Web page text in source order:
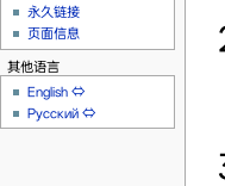
永久链接
页面信息
其他语言
English ⇔
Русский ⇔